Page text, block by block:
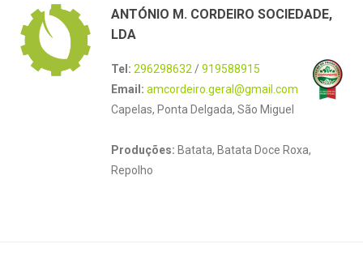
ANTÓNIO M. CORDEIRO SOCIEDADE,
LDA
Tel: 296298632 /919588915
Email: amcordeiro.geral@gmail.com
Capelas, Ponta Delgada, São Miguel
Produções: Batata, Batata Doce Roxa,
Repolho